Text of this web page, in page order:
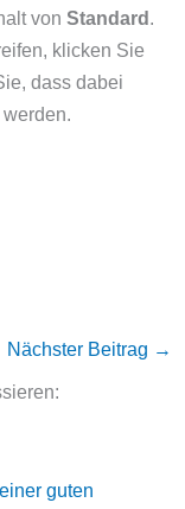
vonStandard.
klicken Sie
dass dabei
Nächster Beitrag →
guten